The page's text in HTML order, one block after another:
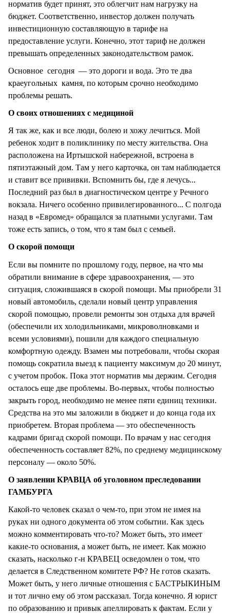
норматив будет принят, это облегчит нам нагрузку на
бюджет. Соответственно, инвестор должен получать
инвестиционную составляющую в тарифе на
предоставление услуги. Конечно, этот тариф не должен
превышать определенных законодательством рамок.
Основное сегодня — это дороги и вода. Это те два
краеугольных камня, по которым срочно необходимо
проблемы решать.
О своих отношениях с медициной
Я так же, как и все люди, болею и хожу лечиться. Мой
ребенок ходит в поликлинику по месту жительства. Она
расположена на Иртышской набережной, встроена в
пятиэтажный дом. Там у него карточка, он там наблюдается
и ставит все прививки. Вспомнить бы, где я лечусь...
Последний раз был в диагностическом центре у Речного
вокзала. Ничего особенно привилегированного... С полгода
назад в «Евромед» обращался за платными услугами. Там
тоже есть запись, о том, что я там был с семьей.
О скорой помощи
Если вы помните по прошлому году, первое, на что мы
обратили внимание в сфере здравоохранения, — это
ситуация, сложившаяся в скорой помощи. Мы приобрели 31
новый автомобиль, сделали новый центр управления
скорой помощью, провели ремонты зон отдыха для врачей
(обеспечили их холодильниками, микроволновками и
всеми условиями), пошили для каждого специальную
комфортную одежду. Взамен мы потребовали, чтобы скорая
помощь сократила выезд к пациенту максимум до 20 минут,
с учетом пробок. Пока этот норматив мы держим. Сегодня
осталось еще две проблемы. Во-первых, чтобы полностью
закрыть город, необходимо не менее пяти единиц техники.
Средства на это мы заложили в бюджет и до конца года их
приобретем. Вторая проблема — это обеспеченность
кадрами бригад скорой помощи. По врачам у нас сегодня
обеспеченность составляет 82%, по среднему медицинскому
персоналу — около 50%.
О заявлении КРАВЦА об уголовном преследовании
ГАМБУРГА
Какой-то человек сказал о чем-то, при этом не имея на
руках ни одного документа об этом событии. Как здесь
можно комментировать что-то? Может быть, это имеет
какие-то основания, а может быть, не имеет. Как можно
сказать, насколько г-н КРАВЕЦ осведомлен о том, что
делается в Следственном комитете РФ? Не готов сказать.
Может быть, у него личные отношения с БАСТРЫКИНЫМ
и тот лично ему об этом рассказал. Тогда конечно. Я юрист
по образованию и привык апеллировать к фактам. Если у